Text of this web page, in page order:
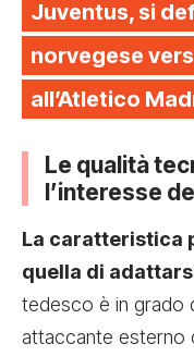
Juventus, si
norvegese
all’Atletico
Le qualità
l’interesse
La caratteristica
quella di
tedesco è in grado
attaccante esterno